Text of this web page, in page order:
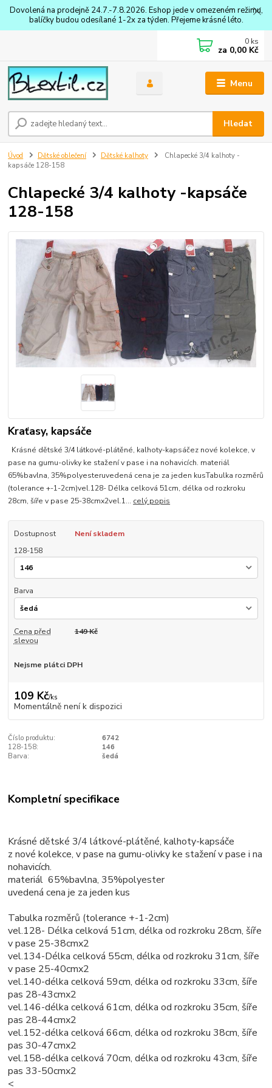
Dovolená na prodejně 24.7.-7.8.2026. Eshop jede v omezeném režimu,
balíčky budou odesílané 1-2x za týden. Přejeme krásné léto.
Menu
Hledat
0 ks
za 0,00 Kč
Úvod Dětské oblečení Dětské kalhoty
Chlapecké 3/4 kalhoty -
kapsáče 128-158
Chlapecké 3/4 kalhoty -kapsáče
128-158
Kraťasy, kapsáče
Krásné dětské 3/4 látkové-plátěné, kalhoty-kapsáčez nové kolekce, v
pase na gumu-olivky ke stažení v pase i na nohavicích. materiál
65%bavlna, 35%polyesteruvedená cena je za jeden kusTabulka rozměrů
(tolerance +-1-2cm)vel.128- Délka celková 51cm, délka od rozkroku
28cm, šíře v pase 25-38cmx2vel.1... celý popis
Dostupnost
Není skladem
128-158
Barva
Cena před
slevou
149 Kč
Nejsme plátci DPH
109 Kč/ks
Momentálně není k dispozici
Číslo produktu:
6742
128-158:
146
Barva:
šedá
Kompletní specifikace
Krásné dětské 3/4 látkové-plátěné, kalhoty-kapsáče
z nové kolekce, v pase na gumu-olivky ke stažení v pase i na
nohavicích.
materiál 65%bavlna, 35%polyester
uvedená cena je za jeden kus
Tabulka rozměrů (tolerance +-1-2cm)
vel.128- Délka celková 51cm, délka od rozkroku 28cm, šíře
v pase 25-38cmx2
vel.134-Délka celková 55cm, délka od rozkroku 31cm, šíře
v pase 25-40cmx2
vel.140-délka celková 59cm, délka od rozkroku 33cm, šíře
pas 28-43cmx2
vel.146-délka celková 61cm, délka od rozkroku 35cm, šíře
pas 28-44cmx2
vel.152-délka celková 66cm, délka od rozkroku 38cm, šíře
pas 30-47cmx2
vel.158-délka celková 70cm, délka od rozkroku 43cm, šíře
pas 33-50cmx2
<